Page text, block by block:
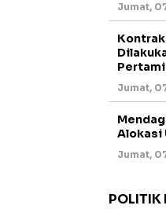
Jumat,
Jumat,
Alokasi
Jumat,
POLITIK